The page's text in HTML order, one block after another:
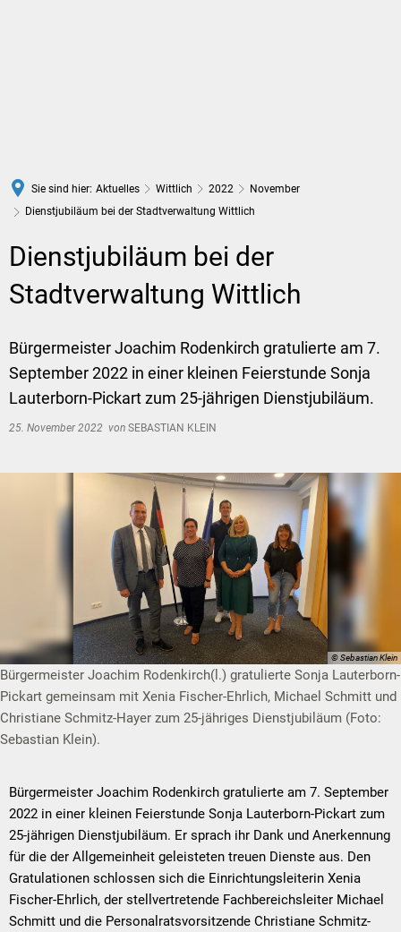
Sie sind hier: Aktuelles Wittlich 2022
November
Dienstjubiläum bei der Stadtverwaltung Wittlich
Dienstjubiläum bei der
Stadtverwaltung Wittlich
Bürgermeister Joachim Rodenkirch gratulierte am 7.
September 2022 in einer kleinen Feierstunde Sonja
Lauterborn-Pickart zum 25-jährigen Dienstjubiläum.
25. November 2022 von SEBASTIAN KLEIN
© Sebastian Klein
Bürgermeister Joachim Rodenkirch(l.) gratulierte Sonja Lauterborn-
Pickart gemeinsam mit Xenia Fischer-Ehrlich, Michael Schmitt und
Christiane Schmitz-Hayer zum 25-jähriges Dienstjubiläum (Foto:
Sebastian Klein).
Bürgermeister Joachim Rodenkirch gratulierte am 7. September
2022 in einer kleinen Feierstunde Sonja Lauterborn-Pickart zum
25-jährigen Dienstjubiläum. Er sprach ihr Dank und Anerkennung
für die der Allgemeinheit geleisteten treuen Dienste aus. Den
Gratulationen schlossen sich die Einrichtungsleiterin Xenia
Fischer-Ehrlich, der stellvertretende Fachbereichsleiter Michael
Schmitt und die Personalratsvorsitzende Christiane Schmitz-